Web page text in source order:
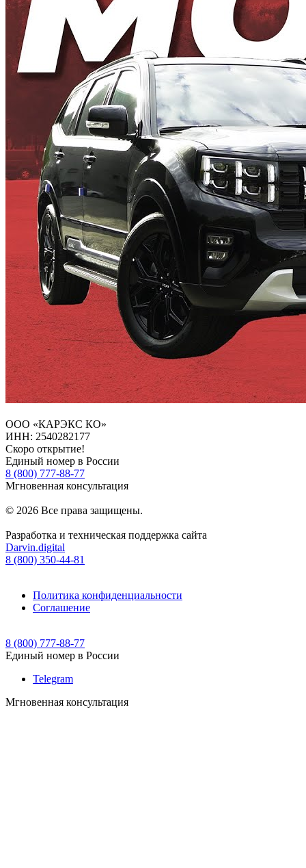
ООО «КАРЭКС КО»
ИНН: 2540282177
Скоро открытие!
Единый номер в России
8 (800) 777-88-77
Мгновенная консультация
© 2026 Все права защищены.
Разработка и техническая поддержка сайта
Darvin.digital
8 (800) 350-44-81
Политика конфиденциальности
Соглашение
8 (800) 777-88-77
Единый номер в России
Telegram
Мгновенная консультация